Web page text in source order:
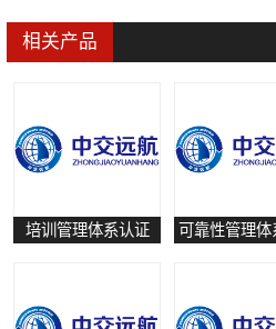
相关产品
培训管理体系认证 可靠性管理体